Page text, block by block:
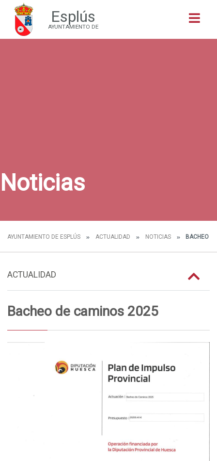
Esplús
AYUNTAMIENTO DE
Noticias
AYUNTAMIENTO DE ESPLÚS ACTUALIDAD NOTICIAS BACHEO
ACTUALIDAD
Bacheo de caminos 2025